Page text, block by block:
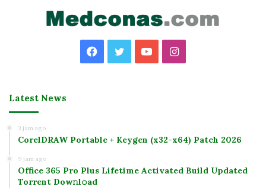
Facebook
TwitterYouTubeInstagram
Latest News
3 jam ago
CorelDRAW Portable + Keygen (x32-x64) Patch 2026
9 jam ago
Office 365 Pro Plus Lifetime Activated Build Updated
Torrent Dow𝚗l𝚘аd